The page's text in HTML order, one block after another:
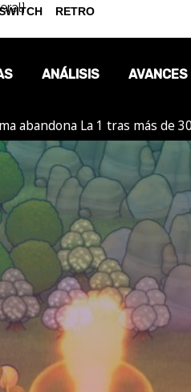
ANÁLISIS AVANCES
abandona La 1 tras más de
RETRO